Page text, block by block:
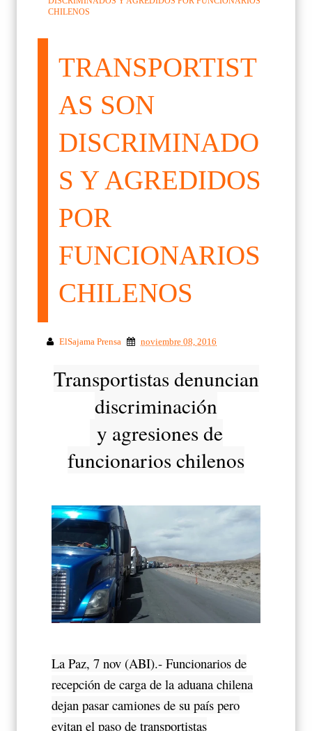
CHILENOS
TRANSPORTIST
AS SON
DISCRIMINADO
S Y AGREDIDOS
POR
FUNCIONARIOS
CHILENOS
ElSajama Prensa noviembre 08, 2016
Transportistas denuncian
discriminación
y agresiones de
funcionarios chilenos
La Paz, 7 nov (ABI).- Funcionarios de
recepción de carga de la aduana chilena
dejan pasar camiones de su país pero
evitan el paso de transportistas